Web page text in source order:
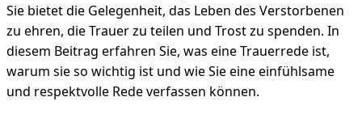
Sie bietet die Gelegenheit, das Leben des Verstorbenen
zu ehren, die Trauer zu teilen und Trost zu spenden. In
diesem Beitrag erfahren Sie, was eine Trauerrede ist,
warum sie so wichtig ist und wie Sie eine einfühlsame
und respektvolle Rede verfassen können.